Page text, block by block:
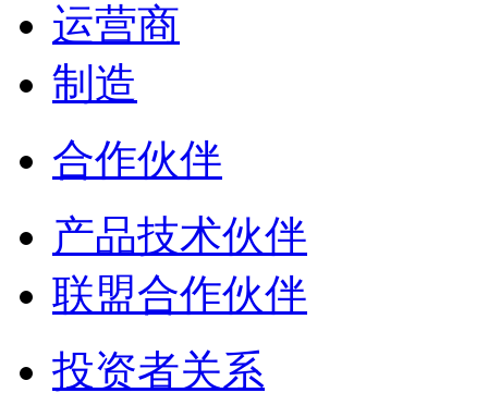
运营商
制造
合作伙伴
产品技术伙伴
联盟合作伙伴
投资者关系